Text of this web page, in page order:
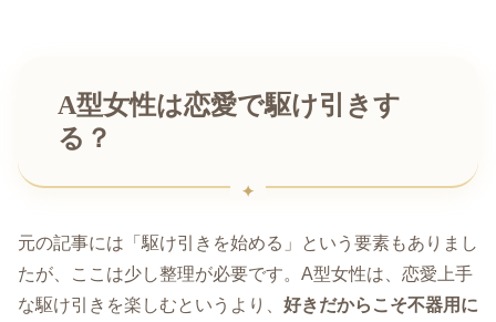
A型女性は恋愛で駆け引きす
る？
元の記事には「駆け引きを始める」という要素もありまし
たが、ここは少し整理が必要です。A型女性は、恋愛上手
な駆け引きを楽しむというより、 好きだからこそ不器用に